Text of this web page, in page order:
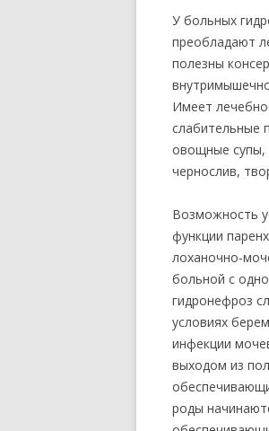
У больных
преобладают
полезны
Имеет
слабительные
овощные супы,
чернослив,
Возможность
функции
лоханочно-
больной с
гидронефроз
условиях
инфекции
выходом из
роды